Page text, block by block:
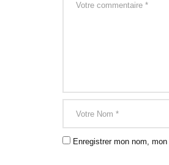
Enregistrer mon nom,